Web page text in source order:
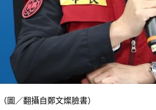
圖／翻攝自鄭文燦臉書）